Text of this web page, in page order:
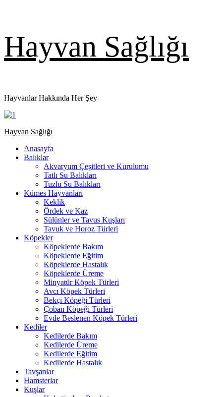
Hayvan Sağlığı
Hayvanlar Hakkında Her Şey
Primary
Hayvan Sağlığı
Anasayfa
Balıklar
Akvaryum Çeşitleri ve Kurulumu
Tatlı Su Balıkları
Tuzlu Su Balıkları
Kümes Hayvanları
Keklik
Ördek ve Kaz
Sülünler ve Tavus Kuşları
Tavuk ve Horoz Türleri
Köpekler
Köpeklerde Bakım
Köpeklerde Eğitim
Köpeklerde Hastalık
Köpeklerde Üreme
Minyatür Köpek Türleri
Avcı Köpek Türleri
Bekçi Köpeği Türleri
Çoban Köpeği Türleri
Evde Beslenen Köpek Türleri
Kediler
Kedilerde Bakım
Kedilerde Üreme
Kedilerde Eğitim
Kedilerde Hastalık
Tavşanlar
Hamsterlar
Kuşlar